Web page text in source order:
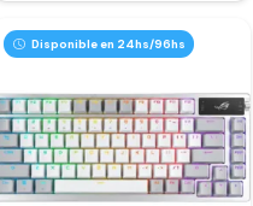
original
$ 42.000.
actual
$
Disponible en 24hs/96hs